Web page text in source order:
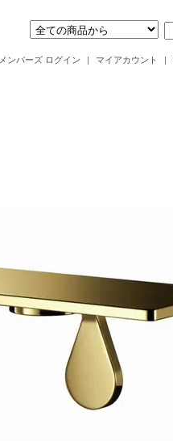
メンバーズ ログイン | マイアカウント |